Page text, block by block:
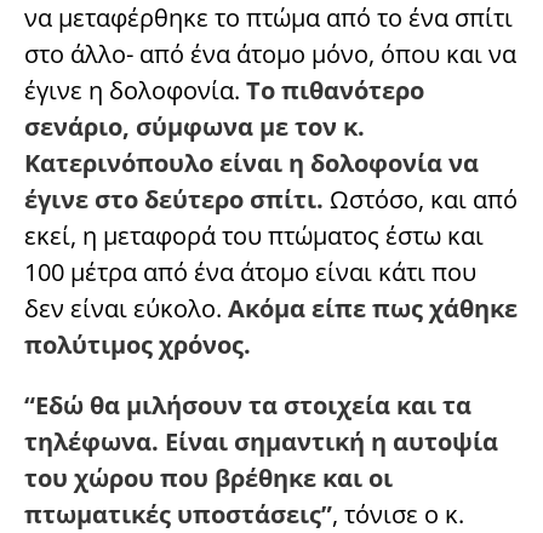
να μεταφέρθηκε το πτώμα από το ένα σπίτι
στο άλλο- από ένα άτομο μόνο, όπου και να
έγινε η δολοφονία. Το πιθανότερο
σενάριο, σύμφωνα με τον κ.
Κατερινόπουλο είναι η δολοφονία να
έγινε στο δεύτερο σπίτι. Ωστόσο, και από
εκεί, η μεταφορά του πτώματος έστω και
100 μέτρα από ένα άτομο είναι κάτι που
δεν είναι εύκολο. Ακόμα είπε πως χάθηκε
πολύτιμος χρόνος.
“Εδώ θα μιλήσουν τα στοιχεία και τα
τηλέφωνα. Είναι σημαντική η αυτοψία
του χώρου που βρέθηκε και οι
πτωματικές υποστάσεις”, τόνισε ο κ.